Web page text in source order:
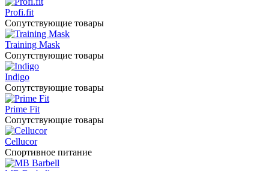
Profi.fit
Сопутствующие товары
Training Mask
Сопутствующие товары
Indigo
Сопутствующие товары
Prime Fit
Сопутствующие товары
Cellucor
Спортивное питание